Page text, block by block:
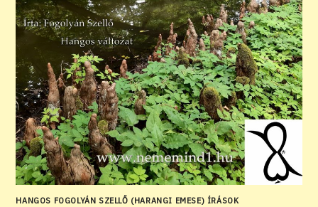
HANGOS FOGOLYÁN SZELLŐ (HARANGI EMESE) ÍRÁSOK